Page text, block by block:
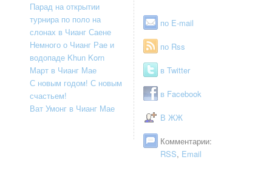
Парад на открытии
турнира по поло на
слонах в Чианг Саене
Немного о Чианг Рае и
водопаде Khun Korn
Март в Чианг Мае
С новым годом! С новым
счастьем!
Ват Умонг в Чианг Мае
по E-mail
по Rss
в Twitter
в Facebook
В ЖЖ
Комментарии:
RSS, Email